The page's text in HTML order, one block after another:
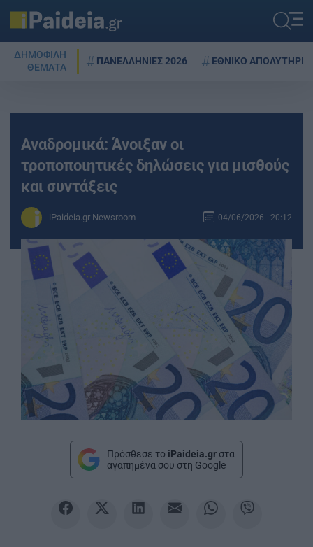
ΔΗΜΟΦΙΛΗ
ΘΕΜΑΤΑ
ΠΑΝΕΛΛΗΝΙΕΣ 2026 ΕΘΝΙΚΟ ΑΠΟΛΥΤΗΡΙΟ
Αναδρομικά: Άνοιξαν οι
τροποποιητικές δηλώσεις για μισθούς
και συντάξεις
iPaideia.gr Newsroom 04/06/2026 - 20:12
Πρόσθεσε το iPaideia.gr στα
αγαπημένα σου στη Google